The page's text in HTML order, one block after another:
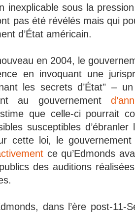
inexplicable sous la
pas été révélés mais qui
d’État américain.
en 2004, le
en invoquant une
les secrets d’État" –
au gouvernement
que celle-ci pourrait
susceptibles
cette loi, le
ce qu’Edmonds
des auditions
dans l’ère post-11-